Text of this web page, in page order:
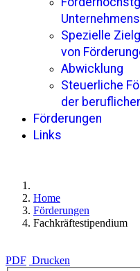
Spezielle
von
Abwicklung
Steuerliche
der
Förderungen
Links
Home
Förderungen
Fachkräftestipendium
PDF Drucken